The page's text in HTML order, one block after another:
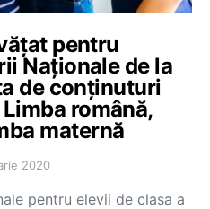
pentru
Naționale de la
de conținuturi
română,
maternă
2020
pentru elevii de clasa a